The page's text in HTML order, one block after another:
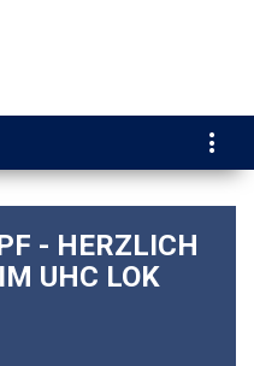
- HERZLICH
UHC LOK